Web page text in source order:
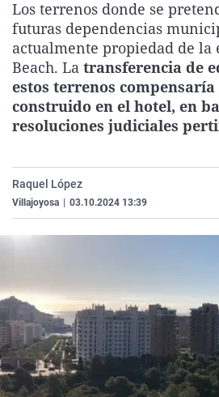
Los terrenos donde se
futuras dependencias
actualmente propiedad de la
Beach. La transferencia de
estos terrenos
construido en el hotel, en
resoluciones judiciales
Raquel López
Villajoyosa 03.10.2024 13:39